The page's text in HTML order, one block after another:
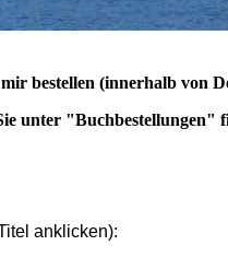
bestellen (innerhalb von
unter "Buchbestellungen"
anklicken):